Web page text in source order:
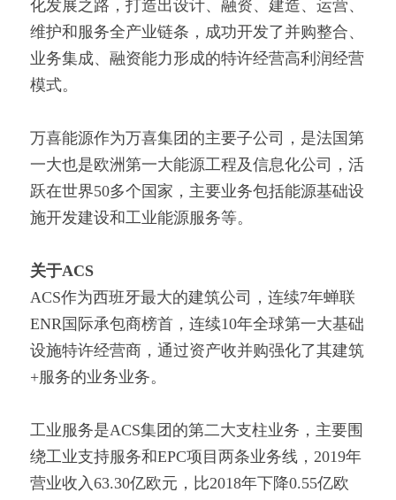
化发展之路，打造出设计、融资、建造、运营、
维护和服务全产业链条，成功开发了并购整合、
业务集成、融资能力形成的特许经营高利润经营
模式。
万喜能源作为万喜集团的主要子公司，是法国第
一大也是欧洲第一大能源工程及信息化公司，活
跃在世界50多个国家，主要业务包括能源基础设
施开发建设和工业能源服务等。
关于ACS
ACS作为西班牙最大的建筑公司，连续7年蝉联
ENR国际承包商榜首，连续10年全球第一大基础
设施特许经营商，通过资产收并购强化了其建筑
+服务的业务业务。
工业服务是ACS集团的第二大支柱业务，主要围
绕工业支持服务和EPC项目两条业务线，2019年
营业收入63.30亿欧元，比2018年下降0.55亿欧